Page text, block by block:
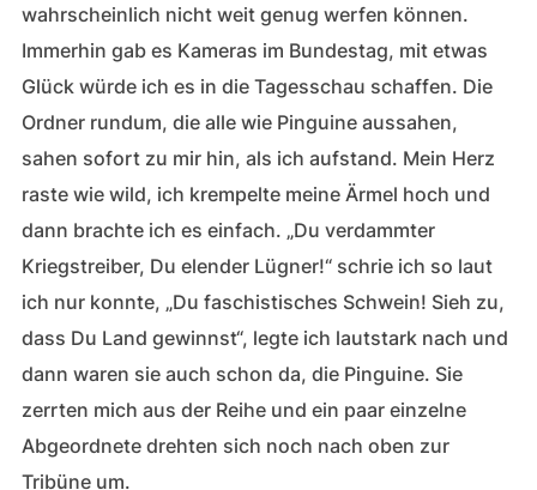
wahrscheinlich nicht weit genug werfen können.
Immerhin gab es Kameras im Bundestag, mit etwas
Glück würde ich es in die Tagesschau schaffen. Die
Ordner rundum, die alle wie Pinguine aussahen,
sahen sofort zu mir hin, als ich aufstand. Mein Herz
raste wie wild, ich krempelte meine Ärmel hoch und
dann brachte ich es einfach. „Du verdammter
Kriegstreiber, Du elender Lügner!“ schrie ich so laut
ich nur konnte, „Du faschistisches Schwein! Sieh zu,
dass Du Land gewinnst“, legte ich lautstark nach und
dann waren sie auch schon da, die Pinguine. Sie
zerrten mich aus der Reihe und ein paar einzelne
Abgeordnete drehten sich noch nach oben zur
Tribüne um.